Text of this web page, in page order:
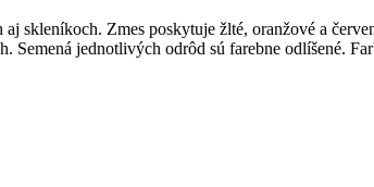
skleníkoch. Zmes poskytuje žlté, oranžové a
jednotlivých odrôd sú farebne odlíšené.